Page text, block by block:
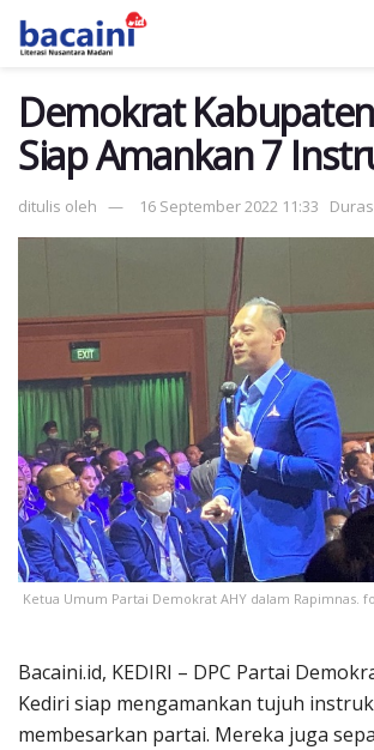
Demokrat
Siap Amankan 7
ditulis oleh 16 September 2022 11:33
Ketua Umum Partai Demokrat AHY dalam Rapimnas.
Bacaini.id, KEDIRI – DPC Partai
Kediri siap mengamankan tujuh
membesarkan partai. Mereka juga